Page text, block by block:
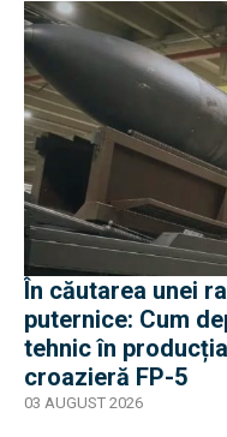
În căutarea unei
puternice: Cum
tehnic în
croazieră FP-5
03 AUGUST 2026